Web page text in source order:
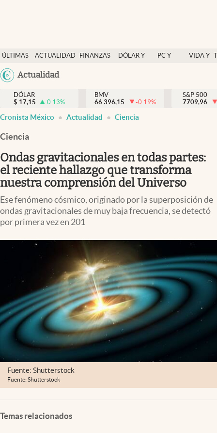
ÚLTIMAS
NOTICIAS
ACTUALIDAD
FINANZAS
DÓLAR Y
PC Y
VIDA Y
México
Actualidad
Actualidad
Finanzas y economía
Dólar y mercados
Pc y celular
Vida y estilo
Tv
Clima
Espiritualidad
abre en nueva pestaña
México
DÓLAR
$ 17,15 0.13%
BMV
66.396,15
-0.19%
S&P 500
7709,96
Cronista México Actualidad Ciencia
Ciencia
Ondas gravitacionales en todas partes:
el reciente hallazgo que transforma
nuestra comprensión del Universo
Ese fenómeno cósmico, originado por la superposición de
ondas gravitacionales de muy baja frecuencia, se detectó
por primera vez en 201
Fuente: Shutterstock
Fuente: Shutterstock
Temas relacionados